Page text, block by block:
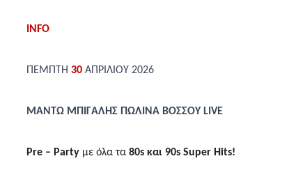
INFO
ΠΕΜΠΤΗ 30ΑΠΡΙΛΙΟΥ 2026
ΜΑΝΤΩ ΜΠΙΓΑΛΗΣ ΠΩΛΙΝΑ ΒΟΣΣΟΥ LIVE
Pre – Party με όλα τα80s και90s Super Hits!